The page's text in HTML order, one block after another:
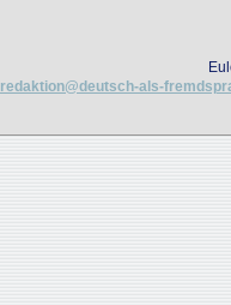
redaktion@deutsch-als-